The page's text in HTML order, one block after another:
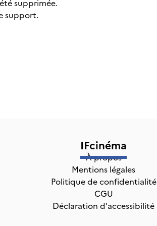
supprimée.
support.
IFcinéma
À propos
Mentions légales
Politique de confidentialité
CGU
Déclaration d'accessibilité